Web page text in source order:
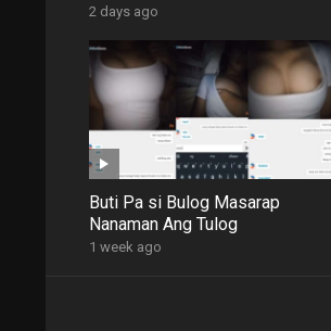
2 days ago
Buti Pa si Bulog Masarap
Nanaman Ang Tulog
1 week ago